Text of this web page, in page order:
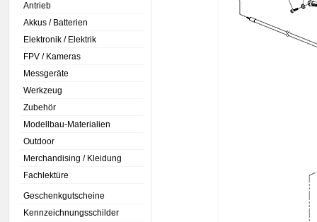
Antrieb
Akkus / Batterien
Elektronik / Elektrik
FPV / Kameras
Messgeräte
Werkzeug
Zubehör
Modellbau-Materialien
Outdoor
Merchandising / Kleidung
Fachlektüre
Geschenkgutscheine
Kennzeichnungsschilder